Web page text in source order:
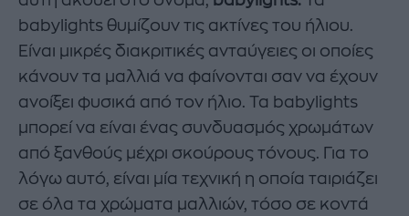
babylights θυμίζουν τις ακτίνες του ήλιου.
Είναι μικρές διακριτικές ανταύγειες οι οποίες
κάνουν τα μαλλιά να φαίνονται σαν να έχουν
ανοίξει φυσικά από τον ήλιο. Τα babylights
μπορεί να είναι ένας συνδυασμός χρωμάτων
από ξανθούς μέχρι σκούρους τόνους. Για το
λόγω αυτό, είναι μία τεχνική η οποία ταιριάζει
σε όλα τα χρώματα μαλλιών, τόσο σε κοντά